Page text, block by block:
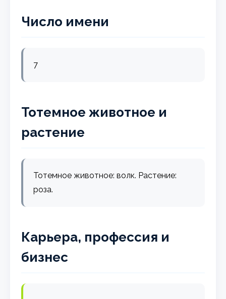
Число имени
7
Тотемное животное и
растение
Тотемное животное: волк. Растение:
роза.
Карьера, профессия и
бизнес